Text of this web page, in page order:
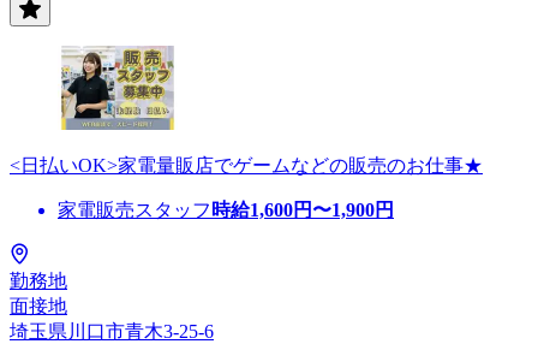
<日払いOK>家電量販店でゲームなどの販売のお仕事★
家電販売スタッフ 時給1,600円〜1,900円
勤務地
面接地
埼玉県川口市青木3-25-6